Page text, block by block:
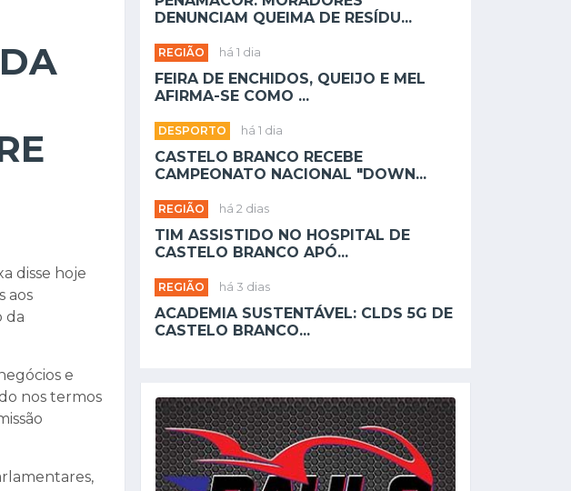
disse hoje
aos
da
e
nos termos
DENUNCIAM QUEIMA DE RESÍDU...
REGIÃO há 1 dia
FEIRA DE ENCHIDOS, QUEIJO E MEL
AFIRMA-SE COMO ...
DESPORTO há 1 dia
CASTELO BRANCO RECEBE
CAMPEONATO NACIONAL "DOWN...
REGIÃO há 2 dias
TIM ASSISTIDO NO HOSPITAL DE
CASTELO BRANCO APÓ...
REGIÃO há 3 dias
ACADEMIA SUSTENTÁVEL: CLDS 5G DE
CASTELO BRANCO...